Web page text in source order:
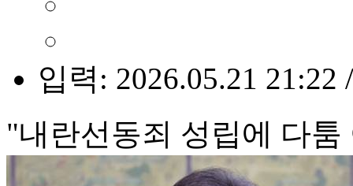
입력: 2026.05.21 21:22
"내란선동죄 성립에 다툼